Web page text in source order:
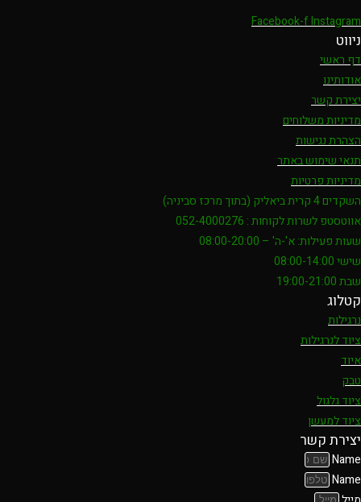
Facebook-fInstagram
ניווט
דף ראשי
אודותינו
יצירת קשר
מדיניות משלוחים
הצהרת נגישות
תנאי שימוש באתר
מדיניות פרטיות
השקדים 4 קרית ביאליק (בתוך מרכז סביניה)
אווטסטפ לשרות לקוחות : 052-4000276
שעות פעילות: א'-ה' – 08:00-20:00
שישי 08:00-14:00
שבת 19:00-21:00
קטלוג
נרגילות
ציוד לנרגילות
איוד
טבק
ציוד גלגול
ציוד למעשן
יצירת קשר
Name
Name